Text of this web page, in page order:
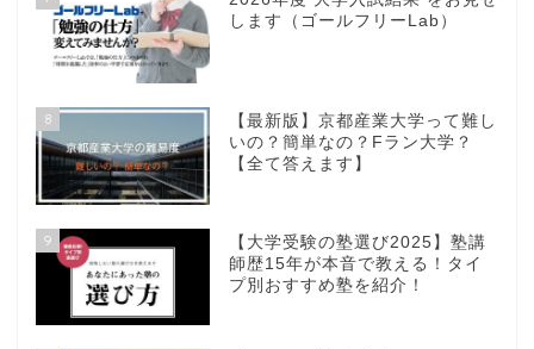
します（ゴールフリーLab）
8
【最新版】京都産業大学って難し
いの？簡単なの？Fラン大学？
【全て答えます】
9
【大学受験の塾選び2025】塾講
師歴15年が本音で教える！タイ
プ別おすすめ塾を紹介！